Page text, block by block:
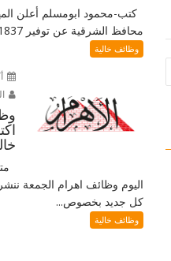
كتب-محمود ابومسلم أعلن
محافظ الشرقية عن توفير 1837 فرصه عمل داخل 20...
وظائف خالية
اليوم وظائف اهرام الجمعة
كل جديد بخصوص...
وظائف خالية